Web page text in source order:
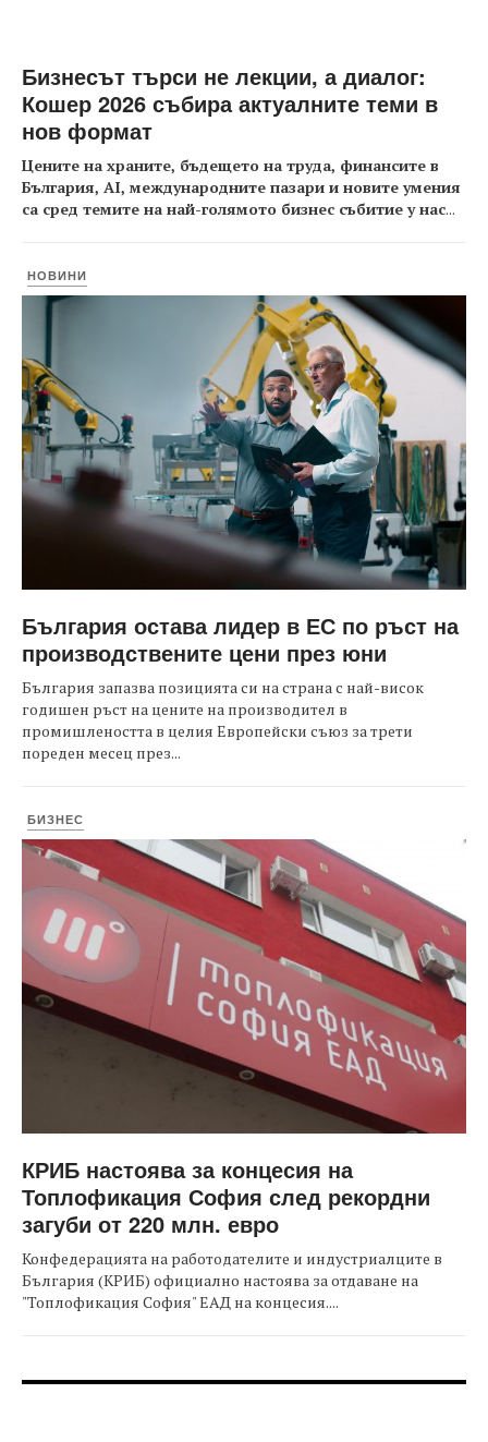
Бизнесът търси не лекции, а диалог:
Кошер 2026 събира актуалните теми в
нов формат
Цените на храните, бъдещето на труда, финансите в
България, AI, международните пазари и новите умения
са сред темите на най-голямото бизнес събитие у нас...
НОВИНИ
България остава лидер в ЕС по ръст на
производствените цени през юни
България запазва позицията си на страна с най-висок
годишен ръст на цените на производител в
промишлеността в целия Европейски съюз за трети
пореден месец през...
БИЗНЕС
КРИБ настоява за концесия на
Топлофикация София след рекордни
загуби от 220 млн. евро
Конфедерацията на работодателите и индустриалците в
България (КРИБ) официално настоява за отдаване на
"Топлофикация София" ЕАД на концесия....